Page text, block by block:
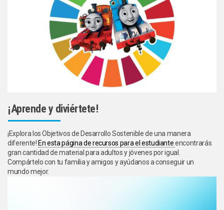
¡Aprende y diviértete!
¡Explora los Objetivos de Desarrollo Sostenible de una manera
diferente! En esta página de recursos para el estudianteencontrarás
gran cantidad de material para adultos y jóvenes por igual.
Compártelo con tu familia y amigos y ayúdanos a conseguir un
mundo mejor.